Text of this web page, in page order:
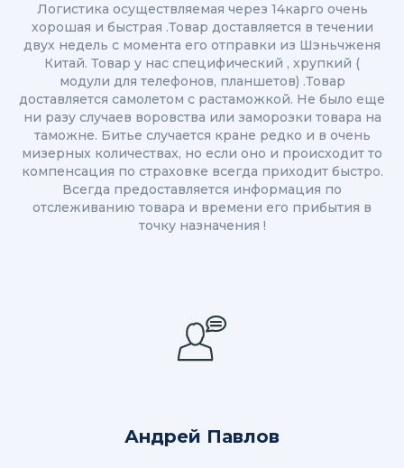
Логистика осуществляемая через 14карго очень
хорошая и быстрая .Товар доставляется в течении
двух недель с момента его отправки из Шэньчженя
Китай. Товар у нас специфический , хрупкий (
модули для телефонов, планшетов) .Товар
доставляется самолетом с растаможкой. Не было еще
ни разу случаев воровства или заморозки товара на
таможне. Битье случается кране редко и в очень
мизерных количествах, но если оно и происходит то
компенсация по страховке всегда приходит быстро.
Всегда предоставляется информация по
отслеживанию товара и времени его прибытия в
точку назначения !
Андрей Павлов